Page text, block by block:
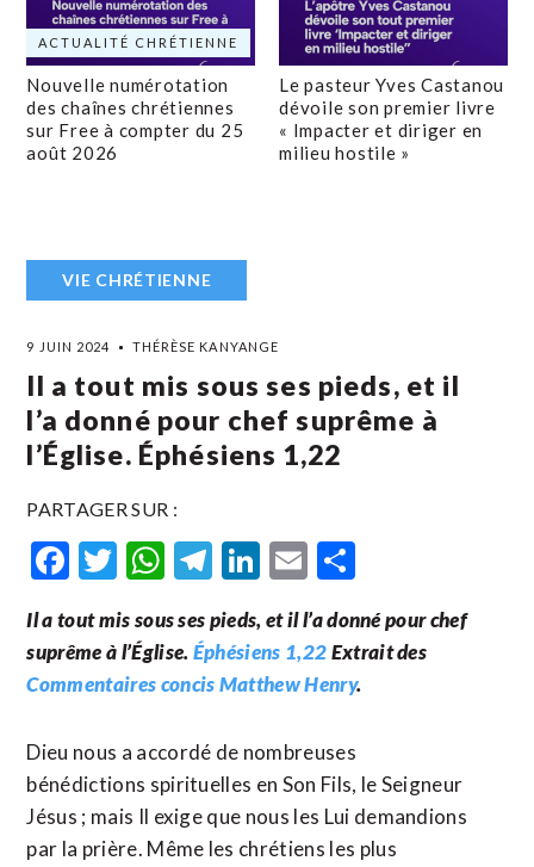
ACTUALITÉ CHRÉTIENNE
Nouvelle numérotation
des chaînes chrétiennes
sur Free à compter du 25
août 2026
Le pasteur Yves Castanou
dévoile son premier livre
« Impacter et diriger en
milieu hostile »
VIE CHRÉTIENNE
9 JUIN 2024 THÉRÈSE KANYANGE
Il a tout mis sous ses pieds, et il
l’a donné pour chef suprême à
l’Église. Éphésiens 1,22
PARTAGER SUR :
Facebook
Twitter
WhatsApp
Telegram
LinkedIn
Email
Il a tout mis sous ses pieds, et il l’a donné pour chef
suprême à l’Église.Éphésiens 1,22Extrait des
Commentaires concis Matthew Henry.
Dieu nous a accordé de nombreuses
bénédictions spirituelles en Son Fils, le Seigneur
Jésus ; mais Il exige que nous les Lui demandions
par la prière. Même les chrétiens les plus